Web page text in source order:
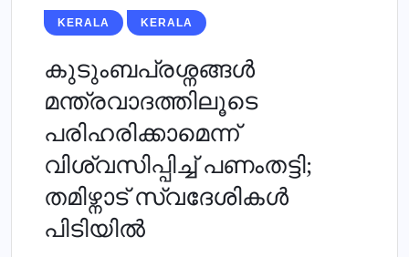
KERALA KERALA
കുടുംബപ്രശ്നങ്ങള്‍
മന്ത്രവാദത്തിലൂടെ
പരിഹരിക്കാമെന്ന്
വിശ്വസിപ്പിച്ച് പണംതട്ടി;
തമിഴ്നാട് സ്വദേശികള്‍
പിടിയില്‍